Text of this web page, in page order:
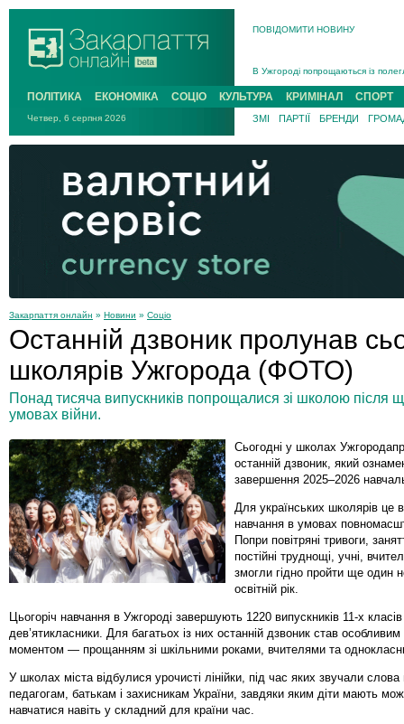
ПОВІДОМИТИ НОВИНУ
В Ужгороді попрощаються із
В Ужгороді 5 серпня
Підтвердили загибель
На війні з рф поліг військовий з
На Хустщині внаслідок ДТП за
Інструктора районного ТЦК на
ПОЛІТИКА ЕКОНОМІКА СОЦІО КУЛЬТУРА КРИМІНАЛ СПОРТ
Четвер, 6 серпня 2026 ЗМІ ПАРТІЇ БРЕНДИ
Закарпаття онлайн » Новини » Соціо
Останній дзвоник пролунав
школярів Ужгорода (ФОТО)
Понад тисяча випускників попрощалися зі школою після
умовах війни.
Сьогодні у школах Ужгород
останній дзвоник, який
завершення 2025–2026
Для українських школярів це
навчання в умовах
Попри повітряні тривоги,
постійні труднощі, учні,
змогли гідно пройти ще один
освітній рік.
Цьогоріч навчання в Ужгороді завершують 1220 випускників 11-х
дев’ятикласники. Для багатьох із них останній дзвоник став
моментом — прощанням зі шкільними роками, вчителями та
У школах міста відбулися урочисті лінійки, під час яких звучали слова
педагогам, батькам і захисникам України, завдяки яким діти мають
навчатися навіть у складний для країни час.